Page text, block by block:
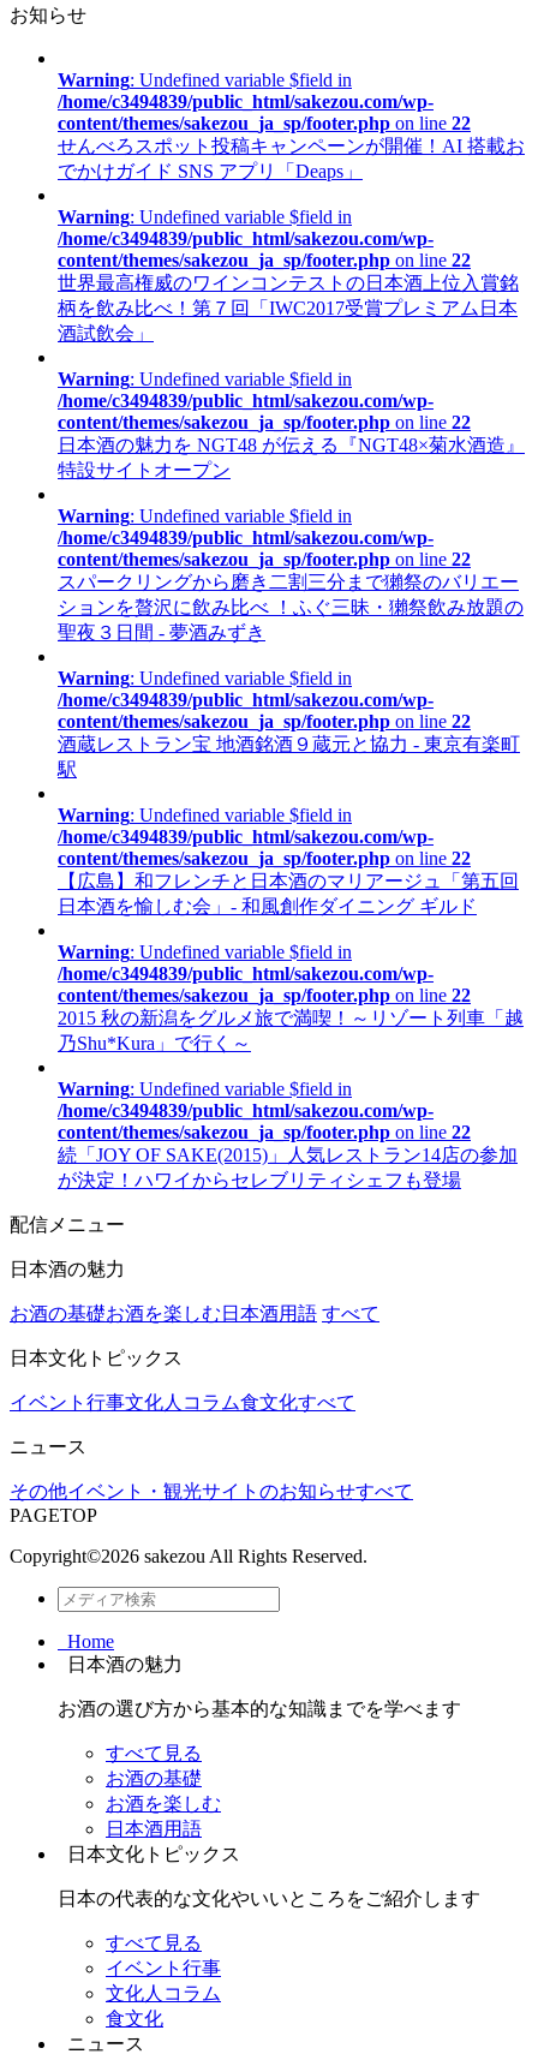
お知らせ
Warning: Undefined variable $field in
/home/c3494839/public_html/sakezou.com/wp-
content/themes/sakezou_ja_sp/footer.php on line 22
せんべろスポット投稿キャンペーンが開催！AI 搭載お
でかけガイド SNS アプリ「Deaps」
Warning: Undefined variable $field in
/home/c3494839/public_html/sakezou.com/wp-
content/themes/sakezou_ja_sp/footer.php on line 22
世界最高権威のワインコンテストの日本酒上位入賞銘
柄を飲み比べ！第７回「IWC2017受賞プレミアム日本
酒試飲会」
Warning: Undefined variable $field in
/home/c3494839/public_html/sakezou.com/wp-
content/themes/sakezou_ja_sp/footer.php on line 22
日本酒の魅力を NGT48 が伝える『NGT48×菊水酒造』
特設サイトオープン
Warning: Undefined variable $field in
/home/c3494839/public_html/sakezou.com/wp-
content/themes/sakezou_ja_sp/footer.php on line 22
スパークリングから磨き二割三分まで獺祭のバリエー
ションを贅沢に飲み比べ ！ふぐ三昧・獺祭飲み放題の
聖夜３日間 - 夢酒みずき
Warning: Undefined variable $field in
/home/c3494839/public_html/sakezou.com/wp-
content/themes/sakezou_ja_sp/footer.php on line 22
酒蔵レストラン宝 地酒銘酒９蔵元と協力 - 東京有楽町
駅
Warning: Undefined variable $field in
/home/c3494839/public_html/sakezou.com/wp-
content/themes/sakezou_ja_sp/footer.php on line 22
【広島】和フレンチと日本酒のマリアージュ「第五回
日本酒を愉しむ会」- 和風創作ダイニング ギルド
Warning: Undefined variable $field in
/home/c3494839/public_html/sakezou.com/wp-
content/themes/sakezou_ja_sp/footer.php on line 22
2015 秋の新潟をグルメ旅で満喫！～リゾート列車「越
乃Shu*Kura」で行く～
Warning: Undefined variable $field in
/home/c3494839/public_html/sakezou.com/wp-
content/themes/sakezou_ja_sp/footer.php on line 22
続「JOY OF SAKE(2015)」人気レストラン14店の参加
が決定！ハワイからセレブリティシェフも登場
配信メニュー
日本酒の魅力
お酒の基礎お酒を楽しむ 日本酒用語 すべて
日本文化トピックス
イベント行事文化人コラム食文化すべて
ニュース
その他イベント・観光サイトのお知らせすべて
PAGETOP
Copyright©2026 sakezou All Rights Reserved.
Home
日本酒の魅力
お酒の選び方から基本的な知識までを学べます
すべて見る
お酒の基礎
お酒を楽しむ
日本酒用語
日本文化トピックス
日本の代表的な文化やいいところをご紹介します
すべて見る
イベント行事
文化人コラム
食文化
ニュース